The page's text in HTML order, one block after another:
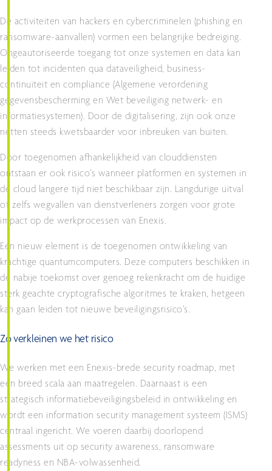
De activiteiten van hackers en cybercriminelen (phishing en
ransomware-aanvallen) vormen een belangrijke bedreiging.
Ongeautoriseerde toegang tot onze systemen en data kan
leiden tot incidenten qua dataveiligheid, business-
continuïteit en compliance (Algemene verordening
gegevensbescherming en Wet beveiliging netwerk- en
informatiesystemen). Door de digitalisering, zijn ook onze
netten steeds kwetsbaarder voor inbreuken van buiten.
Door toegenomen afhankelijkheid van clouddiensten
ontstaan er ook risico’s wanneer platformen en systemen in
de cloud langere tijd niet beschikbaar zijn. Langdurige uitval
of zelfs wegvallen van dienstverleners zorgen voor grote
impact op de werkprocessen van Enexis.
Een nieuw element is de toegenomen ontwikkeling van
krachtige quantumcomputers. Deze computers beschikken in
de nabije toekomst over genoeg rekenkracht om de huidige
sterk geachte cryptografische algoritmes te kraken, hetgeen
kan gaan leiden tot nieuwe beveiligingsrisico’s.
Zo verkleinen we het risico
We werken met een Enexis-brede security roadmap, met
een breed scala aan maatregelen. Daarnaast is een
strategisch informatiebeveiligingsbeleid in ontwikkeling en
wordt een information security management systeem (ISMS)
centraal ingericht. We voeren daarbij doorlopend
assessments uit op security awareness, ransomware
readyness en NBA-volwassenheid.